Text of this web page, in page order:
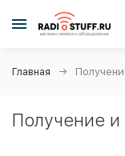
Главная
Получение и